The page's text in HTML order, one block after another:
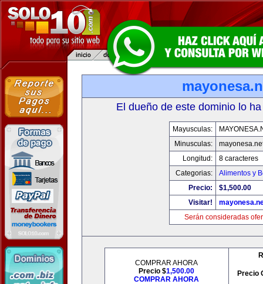
El dueño de este dominio lo
Mayusculas:
Minusculas:
Longitud:
8 caracteres
Categorias:
Alimentos y
Precio:
$1,500.00
Visitar!
Serán consideradas
COMPRAR AHORA
Precio $1,500.00
COMPRAR AHORA
Precio